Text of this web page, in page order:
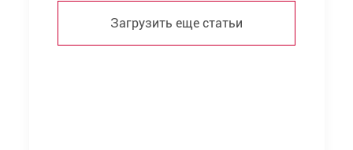
Загрузить еще статьи